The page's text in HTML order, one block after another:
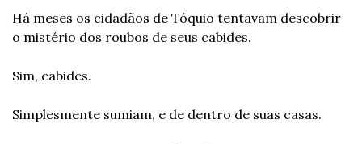
Há meses os cidadãos de Tóquio tentavam descobrir
o mistério dos roubos de seus cabides.
Sim, cabides.
Simplesmente sumiam, e de dentro de suas casas.